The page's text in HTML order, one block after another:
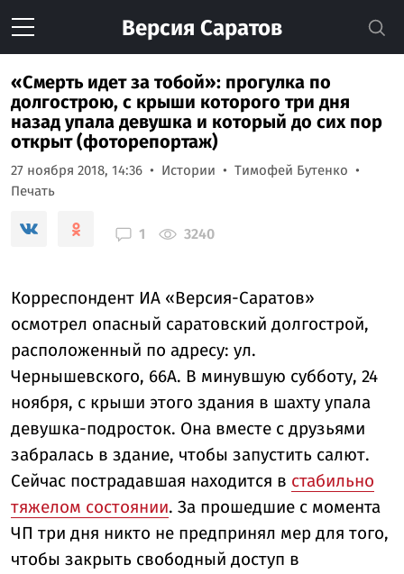
Версия Саратов
«Смерть идет за тобой»: прогулка по
долгострою, с крыши которого три дня
назад упала девушка и который до сих пор
открыт (фоторепортаж)
27 ноября 2018, 14:36 Истории
Тимофей Бутенко
Печать
1 3240
Корреспондент ИА «Версия-Саратов»
осмотрел опасный саратовский долгострой,
расположенный по адресу: ул.
Чернышевского, 66А. В минувшую субботу, 24
ноября, с крыши этого здания в шахту упала
девушка-подросток. Она вместе с друзьями
забралась в здание, чтобы запустить салют.
Сейчас пострадавшая находится в стабильно
тяжелом состоянии. За прошедшие с момента
ЧП три дня никто не предпринял мер для того,
чтобы закрыть свободный доступ в